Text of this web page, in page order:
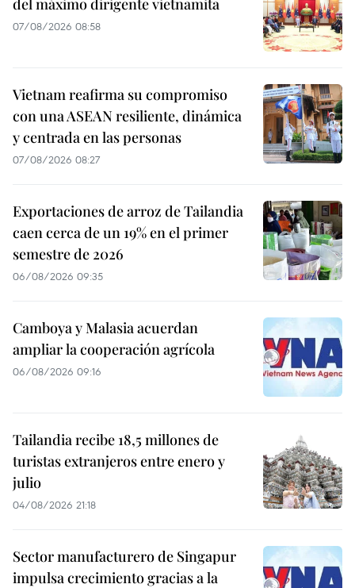
07/08/2026 08:58
Vietnam reafirma su compromiso
con una ASEAN resiliente, dinámica
y centrada en las personas
07/08/2026 08:27
Exportaciones de arroz de Tailandia
caen cerca de un 19% en el primer
semestre de 2026
06/08/2026 09:35
Camboya y Malasia acuerdan
ampliar la cooperación agrícola
06/08/2026 09:16
Tailandia recibe 18,5 millones de
turistas extranjeros entre enero y
julio
04/08/2026 21:18
Sector manufacturero de Singapur
impulsa crecimiento gracias a la